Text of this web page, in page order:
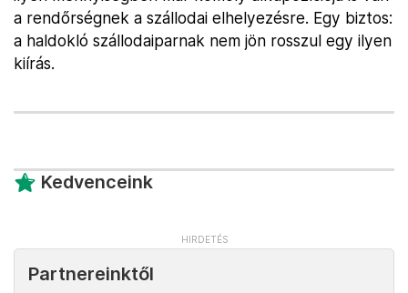
a rendőrségnek a szállodai elhelyezésre. Egy biztos:
a haldokló szállodaiparnak nem jön rosszul egy ilyen
kiírás.
Kedvenceink
Partnereinktől